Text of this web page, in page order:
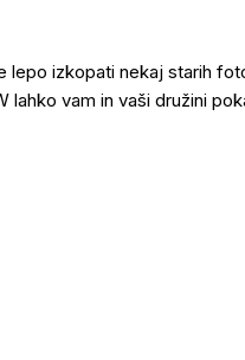
lepo izkopati nekaj starih
vam in vaši družini